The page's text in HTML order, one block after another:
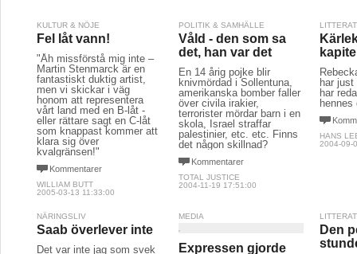
KULTUR & NÖJE
Fel låt vann!
"Åh missförstå mig inte –
Martin Stenmarck är en
fantastiskt duktig artist,
men vi skickar i väg
honom att representera
vårt land med en B-låt -
eller rättare sagt en C-låt
som knappast kommer att
klara sig över
kvalgränsen!"
Kommentarer
WILLIAM BUTT
2005-03-13 11:33:00
POLITIK & SAMHÄLLE
Våld - den som sa
det, han var det
En 14 årig pojke blir
knivmördad i Sollentuna,
amerikanska bomber faller
över civila irakier,
terrorister mördar barn i en
skola, Israel straffar
palestinier, etc. etc. Finns
det någon skillnad?
Kommentarer
TOTAL JUSTICE
2004-11-19 17:51:00
har just
har
hennes
HANS
2004-09-
NÄRINGSLIV
Saab överlever inte
Det var inte jag som svek
MEDIA
Expressen gjorde
Den